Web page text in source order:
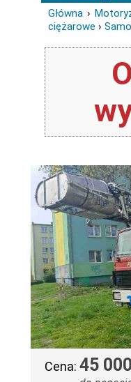
Główna ›
ciężarowe ›
Cena: 45 000